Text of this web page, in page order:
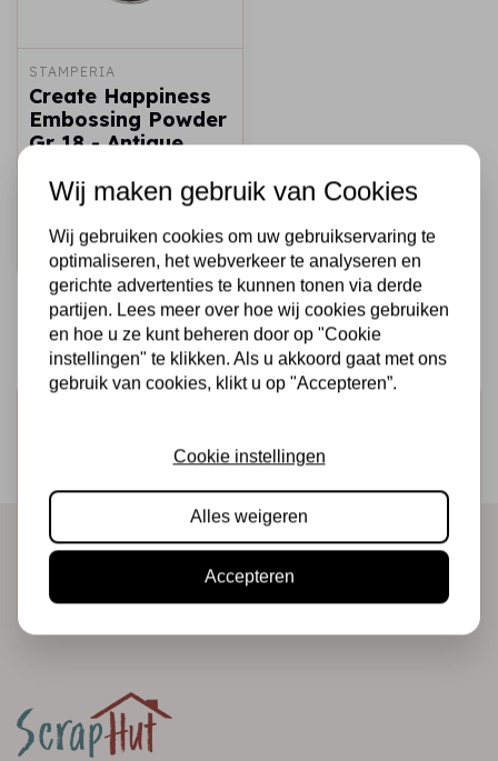
STAMPERIA
Create Happiness
Embossing Powder
Gr 18 - Antique
€6,25 Op voorraad
Snel toevoegen
Ontvang als eerste onze actie en nieuwe producten
Wij maken gebruik van Cookies
Wij gebruiken cookies om uw gebruikservaring te
optimaliseren, het webverkeer te analyseren en
gerichte advertenties te kunnen tonen via derde
partijen. Lees meer over hoe wij cookies gebruiken
en hoe u ze kunt beheren door op "Cookie
instellingen" te klikken. Als u akkoord gaat met ons
gebruik van cookies, klikt u op "Accepteren”.
Cookie instellingen
Alles weigeren
Accepteren